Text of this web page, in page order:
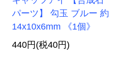
パーツ】 勾玉 ブルー 約
14x10x6mm 《1個》
440円(税40円)